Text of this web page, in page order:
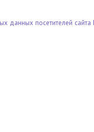
данных посетителей